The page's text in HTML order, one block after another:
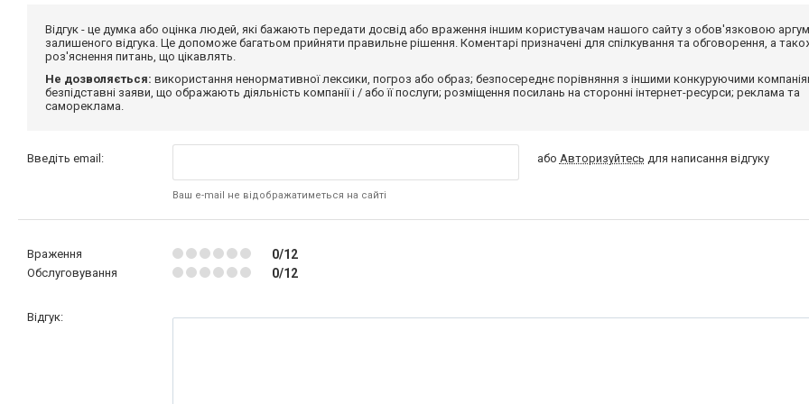
Відгук - це думка або оцінка людей, які бажають передати досвід або враження іншим користувачам нашого сайту з обов'язковою
залишеного відгука. Це допоможе багатьом прийняти правильне рішення. Коментарі призначені для спілкування та обговорення, а
роз'яснення питань, що цікавлять.
Не дозволяється: використання ненормативної лексики, погроз або образ; безпосереднє порівняння з іншими конкуруючими
безпідставні заяви, що ображають діяльність компанії і / або її послуги; розміщення посилань на сторонні інтернет-ресурси; реклама та
самореклама.
Введіть email:
Ваш e-mail не відображатиметься на сайті
або Авторизуйтесь для написання відгуку
Враження 0/12
Обслуговування 0/12
Відгук: